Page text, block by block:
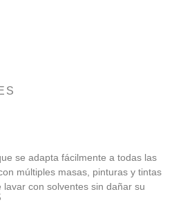
se adapta fácilmente a todas las
múltiples masas, pinturas y tintas
con solventes sin dañar su